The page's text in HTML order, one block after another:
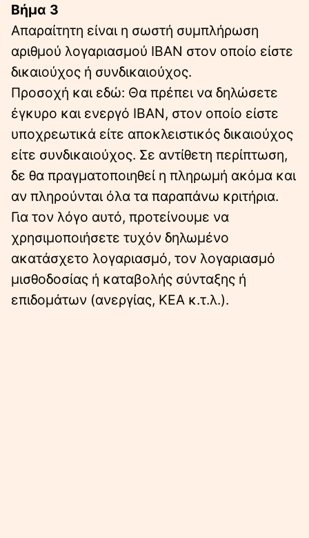
Βήμα 3
Απαραίτητη είναι η σωστή συμπλήρωση
αριθμού λογαριασμού IBAN στον οποίο είστε
δικαιούχος ή συνδικαιούχος.
Προσοχή και εδώ: Θα πρέπει να δηλώσετε
έγκυρο και ενεργό IBAN, στον οποίο είστε
υποχρεωτικά είτε αποκλειστικός δικαιούχος
είτε συνδικαιούχος. Σε αντίθετη περίπτωση,
δε θα πραγματοποιηθεί η πληρωμή ακόμα και
αν πληρούνται όλα τα παραπάνω κριτήρια.
Για τον λόγο αυτό, προτείνουμε να
χρησιμοποιήσετε τυχόν δηλωμένο
ακατάσχετο λογαριασμό, τον λογαριασμό
μισθοδοσίας ή καταβολής σύνταξης ή
επιδομάτων (ανεργίας, ΚΕΑ κ.τ.λ.).